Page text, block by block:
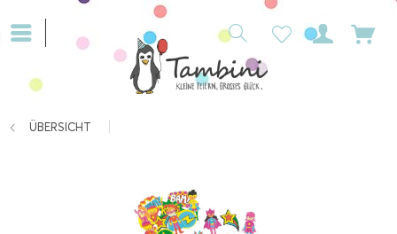
ÜBERSICHT